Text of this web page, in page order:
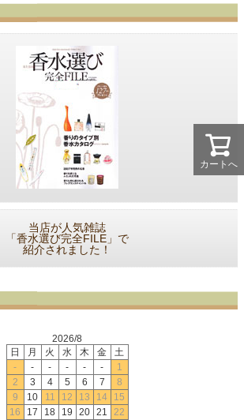
カートへ
当店が人気雑誌
「香水選び完全FILE」で
紹介されました！
2026/8
日
月 火 水 木 金
土
-
- - - - -
1
2
3 4 5 6 7
8
9
10 11 12 13 14
15
16
17 18 19 20 21 22